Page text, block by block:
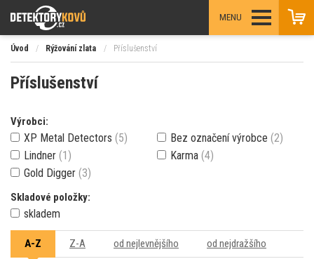
MENU
Úvod / Rýžování zlata / Příslušenství
Příslušenství
Výrobci:
XP Metal Detectors (5) Bez označení výrobce (2)
Lindner (1) Karma (4)
Gold Digger (3)
Skladové položky:
skladem
A-Z Z-A od nejlevnějšího od nejdražšího